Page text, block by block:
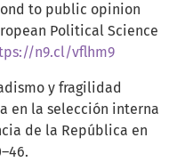
to public opinion
Political Science
n9.cl/vflhm9
y fragilidad
en la selección interna
de la República en